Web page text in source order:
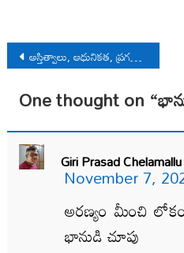
Post
navigation
అస్తిత్వాలు, ఆధునికత, ప్రగతిశీల సామాజిక పరివర్తన
One thought on “
Giri Prasad Chelamallu
November 7,
అరణ్యం మీంచి లోకం
భానుడి చూపు